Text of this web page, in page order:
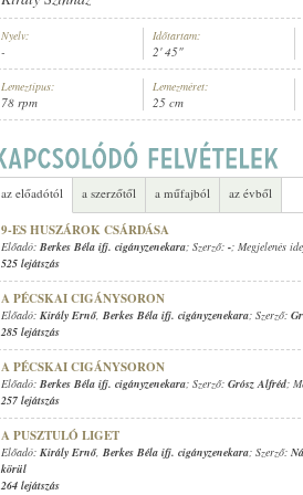
ELŐADÓ: BERKES BÉLA IFJ. CIGÁNYZENEKARA
Nyelv:
-
Időtartam:
2' 45"
Lemeztípus:
78 rpm
Lemezméret:
25 cm
az előadótól a szerzőtől a műfajból az évből
9-ES HUSZÁROK CSÁRDÁSA
Előadó: Berkes Béla ifj. cigányzenekara; Szerző: -; Megjelenés
525 lejátszás
A PÉCSKAI CIGÁNYSORON
Előadó: Király Ernő, Berkes Béla ifj. cigányzenekara; Szerző:
285 lejátszás
A PÉCSKAI CIGÁNYSORON
Előadó: Berkes Béla ifj. cigányzenekara; Szerző: Grósz Alfréd;
257 lejátszás
A PUSZTULÓ LIGET
Előadó: Király Ernő, Berkes Béla ifj. cigányzenekara; Szerző:
körül
264 lejátszás